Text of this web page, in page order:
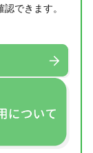
できます。